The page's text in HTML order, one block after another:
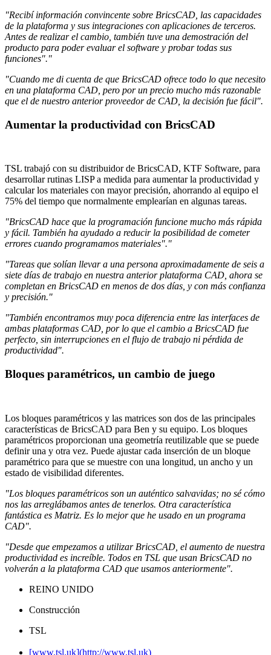
"Recibí información convincente sobre BricsCAD, las capacidades
de la plataforma y sus integraciones con aplicaciones de terceros.
Antes de realizar el cambio, también tuve una demostración del
producto para poder evaluar el software y probar todas sus
funciones"."
"Cuando me di cuenta de que BricsCAD ofrece todo lo que necesito
en una plataforma CAD, pero por un precio mucho más razonable
que el de nuestro anterior proveedor de CAD, la decisión fue fácil".
Aumentar la productividad con BricsCAD
TSL trabajó con su distribuidor de BricsCAD, KTF Software, para
desarrollar rutinas LISP a medida para aumentar la productividad y
calcular los materiales con mayor precisión, ahorrando al equipo el
75% del tiempo que normalmente emplearían en algunas tareas.
"BricsCAD hace que la programación funcione mucho más rápida
y fácil. También ha ayudado a reducir la posibilidad de cometer
errores cuando programamos materiales"."
"Tareas que solían llevar a una persona aproximadamente de seis a
siete días de trabajo en nuestra anterior plataforma CAD, ahora se
completan en BricsCAD en menos de dos días, y con más confianza
y precisión."
"También encontramos muy poca diferencia entre las interfaces de
ambas plataformas CAD, por lo que el cambio a BricsCAD fue
perfecto, sin interrupciones en el flujo de trabajo ni pérdida de
productividad".
Bloques paramétricos, un cambio de juego
Los bloques paramétricos y las matrices son dos de las principales
características de BricsCAD para Ben y su equipo. Los bloques
paramétricos proporcionan una geometría reutilizable que se puede
definir una y otra vez. Puede ajustar cada inserción de un bloque
paramétrico para que se muestre con una longitud, un ancho y un
estado de visibilidad diferentes.
"Los bloques paramétricos son un auténtico salvavidas; no sé cómo
nos las arreglábamos antes de tenerlos. Otra característica
fantástica es Matriz. Es lo mejor que he usado en un programa
CAD".
"Desde que empezamos a utilizar BricsCAD, el aumento de nuestra
productividad es increíble. Todos en TSL que usan BricsCAD no
volverán a la plataforma CAD que usamos anteriormente".
REINO UNIDO
Construcción
TSL
[www.tsl.uk](http://www.tsl.uk)